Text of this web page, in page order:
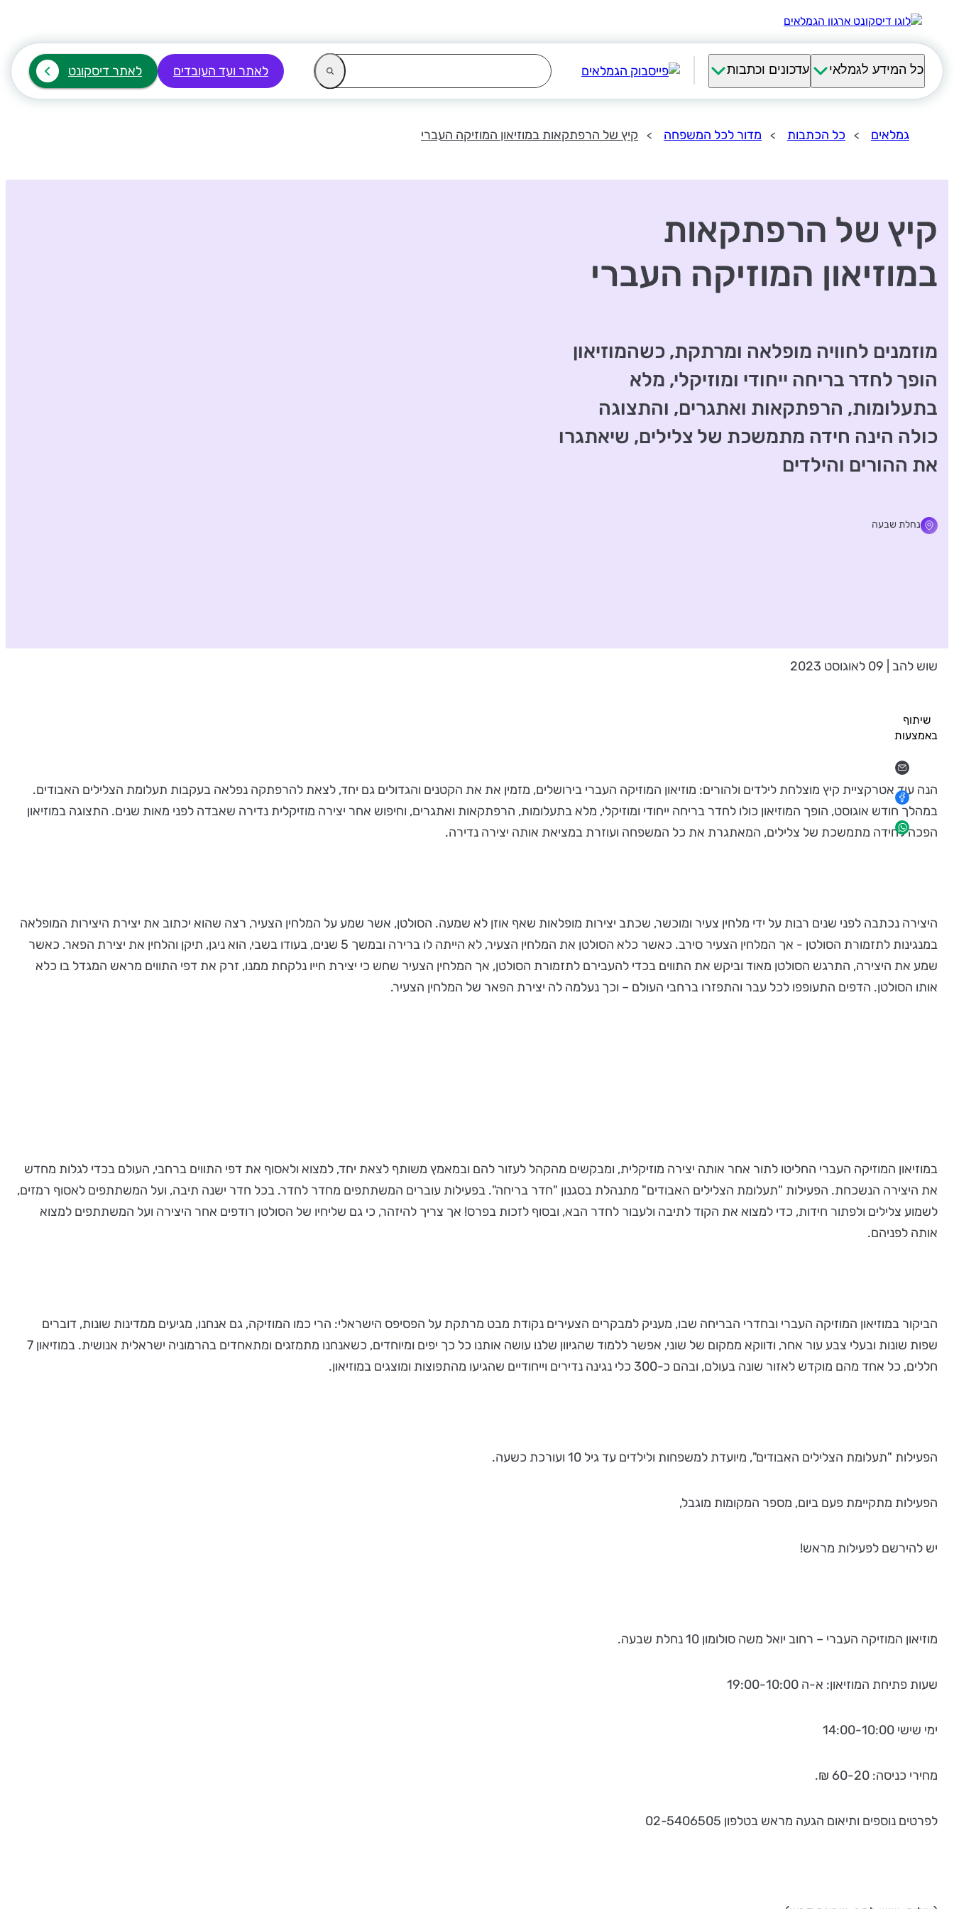
כל המידע לגמלאי עדכונים וכתבות לאתר ועד העובדים לאתר דיסקונט
גמלאים כל הכתבות מדור לכל המשפחה קיץ של הרפתקאות במוזיאון המוזיקה העברי
קיץ של הרפתקאות
במוזיאון המוזיקה העברי
מוזמנים לחוויה מופלאה ומרתקת, כשהמוזיאון
הופך לחדר בריחה ייחודי ומוזיקלי, מלא
בתעלומות, הרפתקאות ואתגרים, והתצוגה
כולה הינה חידה מתמשכת של צלילים, שיאתגרו
את ההורים והילדים
נחלת שבעה
שוש להב | 09 לאוגוסט 2023
הנה עוד אטרקציית קיץ מוצלחת לילדים ולהורים: מוזיאון המוזיקה העברי בירושלים, מזמין את את הקטנים והגדולים גם יחד, לצאת להרפתקה נפלאה בעקבות תעלומת הצלילים האבודים.
במהלך חודש אוגוסט, הופך המוזיאון כולו לחדר בריחה ייחודי ומוזיקלי, מלא בתעלומות, הרפתקאות ואתגרים, וחיפוש אחר יצירה מוזיקלית נדירה שאבדה לפני מאות שנים. התצוגה במוזיאון
הפכה לחידה מתמשכת של צלילים, המאתגרת את כל המשפחה ועוזרת במציאת אותה יצירה נדירה.
היצירה נכתבה לפני שנים רבות על ידי מלחין צעיר ומוכשר, שכתב יצירות מופלאות שאף אוזן לא שמעה. הסולטן, אשר שמע על המלחין הצעיר, רצה שהוא יכתוב את יצירת היצירות המופלאה
במנגינות לתזמורת הסולטן - אך המלחין הצעיר סירב. כאשר כלא הסולטן את המלחין הצעיר, לא הייתה לו ברירה ובמשך 5 שנים, בעודו בשבי, הוא ניגן, תיקן והלחין את יצירת הפאר. כאשר
שמע את היצירה, התרגש הסולטן מאוד וביקש את התווים בכדי להעבירם לתזמורת הסולטן, אך המלחין הצעיר שחש כי יצירת חייו נלקחת ממנו, זרק את דפי התווים מראש המגדל בו כלא
אותו הסולטן. הדפים התעופפו לכל עבר והתפזרו ברחבי העולם – וכך נעלמה לה יצירת הפאר של המלחין הצעיר.
במוזיאון המוזיקה העברי החליטו לתור אחר אותה יצירה מוזיקלית, ומבקשים מהקהל לעזור להם ובמאמץ משותף לצאת יחד, למצוא ולאסוף את דפי התווים ברחבי, העולם בכדי לגלות מחדש
את היצירה הנשכחת. הפעילות "תעלומת הצלילים האבודים" מתנהלת בסגנון "חדר בריחה". בפעילות עוברים המשתתפים מחדר לחדר. בכל חדר ישנה תיבה, ועל המשתתפים לאסוף רמזים,
לשמוע צלילים ולפתור חידות, כדי למצוא את הקוד לתיבה ולעבור לחדר הבא, ובסוף לזכות בפרס! אך צריך להיזהר, כי גם שליחיו של הסולטן רודפים אחר היצירה ועל המשתתפים למצוא
אותה לפניהם.
הביקור במוזיאון המוזיקה העברי ובחדרי הבריחה שבו, מעניק למבקרים הצעירים נקודת מבט מרתקת על הפסיפס הישראלי: הרי כמו המוזיקה, גם אנחנו, מגיעים ממדינות שונות, דוברים
שפות שונות ובעלי צבע עור אחר, ודווקא ממקום של שוני, אפשר ללמוד שהגיוון שלנו עושה אותנו כל כך יפים ומיוחדים, כשאנחנו מתמזגים ומתאחדים בהרמוניה ישראלית אנושית. במוזיאון 7
חללים, כל אחד מהם מוקדש לאזור שונה בעולם, ובהם כ-300 כלי נגינה נדירים וייחודיים שהגיעו מהתפוצות ומוצגים במוזיאון.
הפעילות "תעלומת הצלילים האבודים", מיועדת למשפחות ולילדים עד גיל 10 ועורכת כשעה.
הפעילות מתקיימת פעם ביום, מספר המקומות מוגבל,
יש להירשם לפעילות מראש!
מוזיאון המוזיקה העברי – רחוב יואל משה סולומון 10 נחלת שבעה.
שעות פתיחת המוזיאון: א-ה 19:00-10:00
ימי שישי 14:00-10:00
מחירי כניסה: 60-20 ₪.
לפרטים נוספים ותיאום הגעה מראש בטלפון 02-5406505
שיתוף
באמצעות